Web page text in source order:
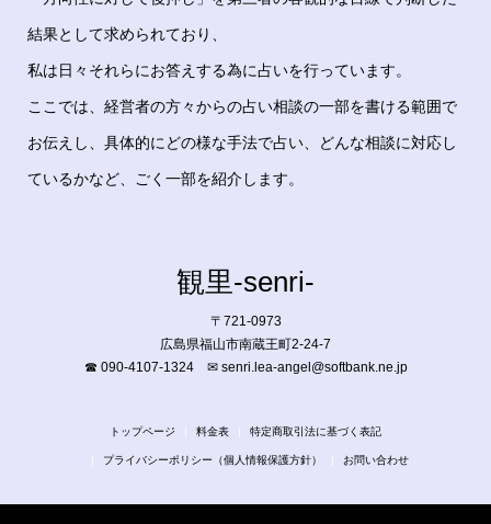
結果として求められており、
私は日々それらにお答えする為に占いを行っています。
ここでは、経営者の方々からの占い相談の一部を書ける範囲で
お伝えし、具体的にどの様な手法で占い、どんな相談に対応し
ているかなど、ごく一部を紹介します。
観里-senri-
〒721-0973
広島県福山市南蔵王町2-24-7
☎ 090-4107-1324 ✉ senri.lea-angel@softbank.ne.jp
トップページ 料金表 特定商取引法に基づく表記
プライバシーポリシー（個人情報保護方針） お問い合わせ